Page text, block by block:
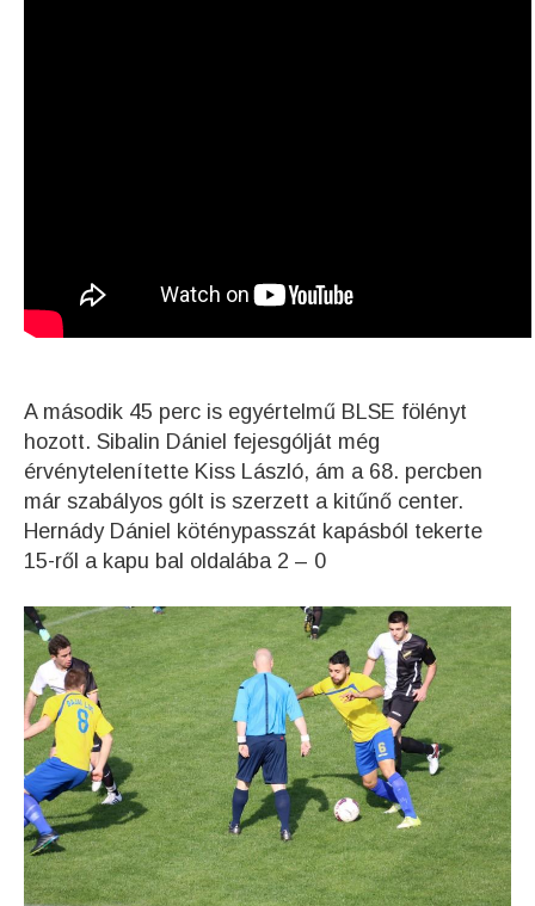
A második 45 perc is egyértelmű BLSE fölényt
hozott. Sibalin Dániel fejesgólját még
érvénytelenítette Kiss László, ám a 68. percben
már szabályos gólt is szerzett a kitűnő center.
Hernády Dániel köténypasszát kapásból tekerte
15-ről a kapu bal oldalába 2 – 0